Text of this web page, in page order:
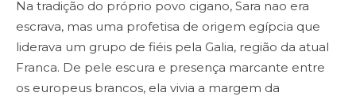
Na tradição do próprio povo cigano, Sara nao era
escrava, mas uma profetisa de origem egípcia que
liderava um grupo de fiéis pela Galia, região da atual
Franca. De pele escura e presença marcante entre
os europeus brancos, ela vivia a margem da